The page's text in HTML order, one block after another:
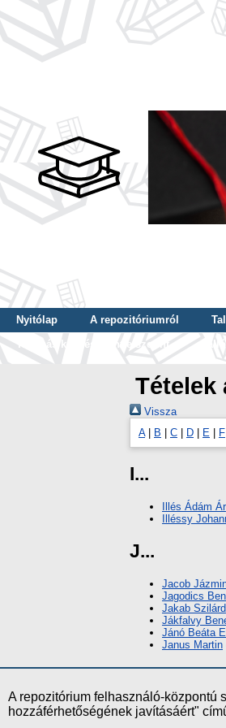
Nyitólap A repozitóriumról
Tallózás képzés szintje szerint
Tételek
Vissza
A| B C D E F
I...
Illés Ádám
Illéssy
J...
Jacob
Jagodics
Jakab Szilárd
Jákfalvy
Jánó Beáta
Janus Martin
A repozitórium felhasználó-központú
hozzáférhetőségének javításáért"